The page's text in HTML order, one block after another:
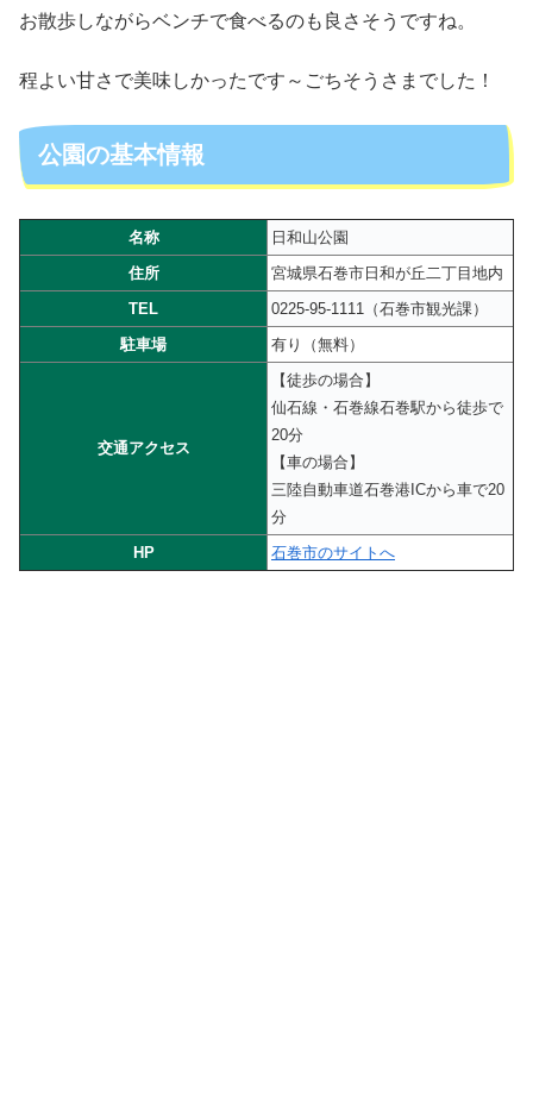
お散歩しながらベンチで食べるのも良さそうですね。
程よい甘さで美味しかったです～ごちそうさまでした！
公園の基本情報
名称
日和山公園
住所
宮城県石巻市日和が丘二丁目地内
TEL
0225-95-1111（石巻市観光課）
駐車場
有り（無料）
交通アクセス
【徒歩の場合】
仙石線・石巻線石巻駅から徒歩で
20分
【車の場合】
三陸自動車道石巻港ICから車で20
分
HP
石巻市のサイトへ